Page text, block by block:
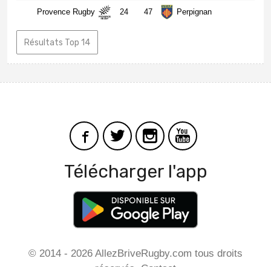
Provence Rugby 24 47 Perpignan
Résultats Top 14
Télécharger l'app
© 2014 - 2026 AllezBriveRugby.com tous droits